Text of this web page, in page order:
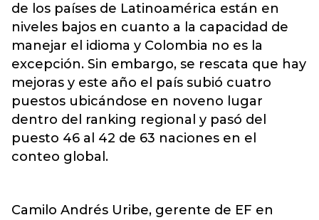
de los países de Latinoamérica están en
niveles bajos en cuanto a la capacidad de
manejar el idioma y Colombia no es la
excepción. Sin embargo, se rescata que hay
mejoras y este año el país subió cuatro
puestos ubicándose en noveno lugar
dentro del ranking regional y pasó del
puesto 46 al 42 de 63 naciones en el
conteo global.
Camilo Andrés Uribe, gerente de EF en